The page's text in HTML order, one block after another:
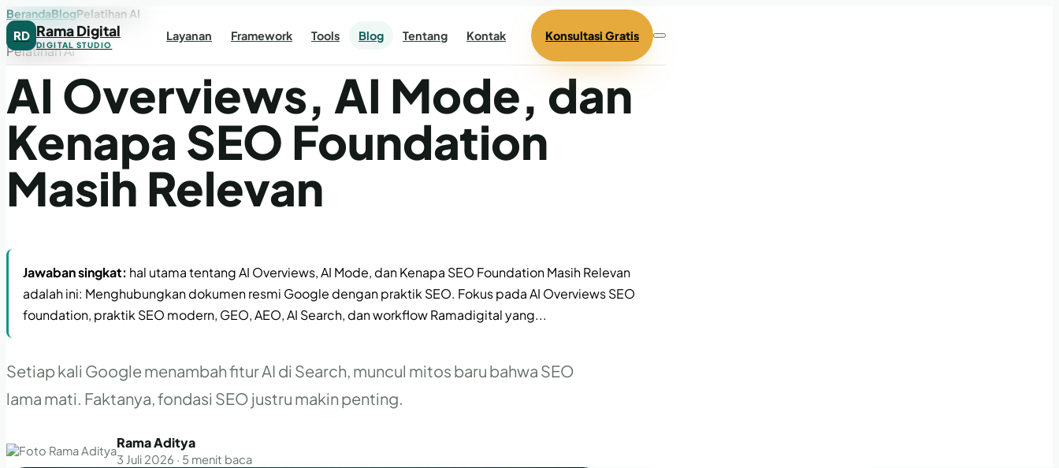
RD Rama Digital
DIGITAL STUDIO
Layanan Framework Tools Blog Tentang Kontak Konsultasi Gratis
BerandaBlogPelatihan AI
Pelatihan AI
AI Overviews, AI Mode, dan
Kenapa SEO Foundation
Masih Relevan
Jawaban singkat: hal utama tentang AI Overviews, AI Mode, dan Kenapa SEO Foundation Masih Relevan
adalah ini: Menghubungkan dokumen resmi Google dengan praktik SEO. Fokus pada AI Overviews SEO
foundation, praktik SEO modern, GEO, AEO, AI Search, dan workflow Ramadigital yang...
Setiap kali Google menambah fitur AI di Search, muncul mitos baru bahwa SEO
lama mati. Faktanya, fondasi SEO justru makin penting.
Rama Aditya
3 Juli 2026 · 5 menit baca